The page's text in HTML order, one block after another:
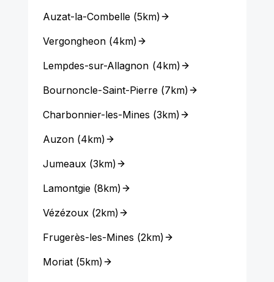
Auzat-la-Combelle(5km)
Vergongheon(4km)
Lempdes-sur-Allagnon (4km)
Bournoncle-Saint-Pierre(7km)
Charbonnier-les-Mines (3km)
Auzon(4km)
Jumeaux(3km)
Lamontgie(8km)
Vézézoux(2km)
Frugerès-les-Mines (2km)
Moriat(5km)